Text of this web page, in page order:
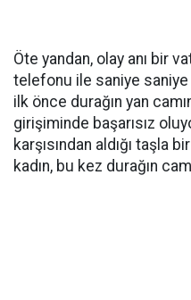
Öte yandan, olay anı bir
telefonu ile saniye
ilk önce durağın yan
girişiminde başarısız
karşısından aldığı taşla
kadın, bu kez durağın